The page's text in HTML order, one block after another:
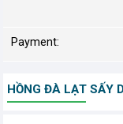
Payment:
HỒNG ĐÀ LẠT SẤY